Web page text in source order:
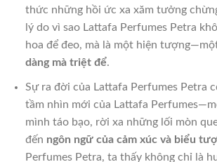
thức những hồi ức xa xăm tưởng
lý do vì sao Lattafa Perfumes Petra
hoa để đeo, mà là một hiện
dàng mà triệt để.
Sự ra đời của Lattafa Perfumes Petra
tầm nhìn mới của Lattafa
mình táo bạo, rời xa những lối mòn
đến ngôn ngữ của cảm xúc và biểu
Perfumes Petra, ta thấy không chỉ là